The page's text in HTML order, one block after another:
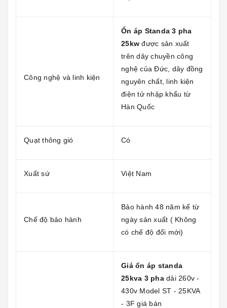
Công nghệ và linh kiện
Ổn áp Standa 3 pha
25kw được sản xuất
trên dây chuyền công
nghệ của Đức, dây đồng
nguyên chất, linh kiện
điện tử nhập khẩu từ
Hàn Quốc
Quạt thông gió Có
Xuất sứ Việt Nam
Chế độ bảo hành
Bảo hành 48 năm kể từ
ngày sản xuất ( Không
có chế độ đổi mới)
Giá ổn áp standa
25kva 3 phadải 260v -
430v Model ST - 25KVA
- 3F giá bán